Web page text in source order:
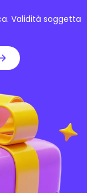
Validità soggetta